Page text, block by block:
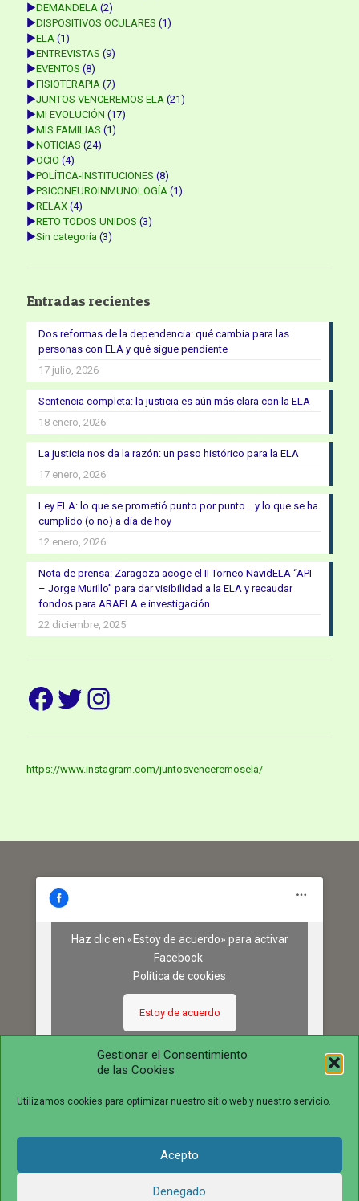
Gestionar el Consentimiento
de las Cookies
Utilizamos cookies para optimizar nuestro sitio web y nuestro servicio.
Acepto
Denegado
►DEMANDELA (2)
►DISPOSITIVOS OCULARES (1)
►ELA (1)
►ENTREVISTAS (9)
►EVENTOS (8)
►FISIOTERAPIA (7)
►JUNTOS VENCEREMOS ELA (21)
►MI EVOLUCIÓN (17)
►MIS FAMILIAS (1)
►NOTICIAS (24)
►OCIO (4)
►POLÍTICA-INSTITUCIONES (8)
►PSICONEUROINMUNOLOGÍA (1)
►RELAX (4)
►RETO TODOS UNIDOS (3)
►Sin categoría (3)
Entradas recientes
Dos reformas de la dependencia: qué cambia para las
personas con ELA y qué sigue pendiente
17 julio, 2026
Sentencia completa: la justicia es aún más clara con la ELA
18 enero, 2026
La justicia nos da la razón: un paso histórico para la ELA
17 enero, 2026
Ley ELA: lo que se prometió punto por punto… y lo que se ha
cumplido (o no) a día de hoy
12 enero, 2026
Nota de prensa: Zaragoza acoge el II Torneo NavidELA “API
– Jorge Murillo” para dar visibilidad a la ELA y recaudar
fondos para ARAELA e investigación
22 diciembre, 2025
Facebook
Twitter
Instagram
https://www.instagram.com/juntosvenceremosela/
Haz clic en «Estoy de acuerdo» para activar
Facebook
Política de cookies
Estoy de acuerdo
© 2016 juntosvenceremosela.com. All Rights Reserved.